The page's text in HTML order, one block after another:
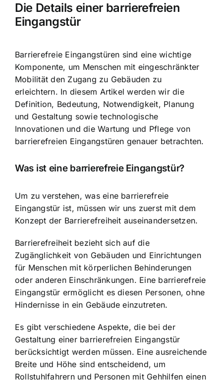
Die Details einer barrierefreien
Eingangstür
Barrierefreie Eingangstüren sind eine wichtige
Komponente, um Menschen mit eingeschränkter
Mobilität den Zugang zu Gebäuden zu
erleichtern. In diesem Artikel werden wir die
Definition, Bedeutung, Notwendigkeit, Planung
und Gestaltung sowie technologische
Innovationen und die Wartung und Pflege von
barrierefreien Eingangstüren genauer betrachten.
Was ist eine barrierefreie Eingangstür?
Um zu verstehen, was eine barrierefreie
Eingangstür ist, müssen wir uns zuerst mit dem
Konzept der Barrierefreiheit auseinandersetzen.
Barrierefreiheit bezieht sich auf die
Zugänglichkeit von Gebäuden und Einrichtungen
für Menschen mit körperlichen Behinderungen
oder anderen Einschränkungen. Eine barrierefreie
Eingangstür ermöglicht es diesen Personen, ohne
Hindernisse in ein Gebäude einzutreten.
Es gibt verschiedene Aspekte, die bei der
Gestaltung einer barrierefreien Eingangstür
berücksichtigt werden müssen. Eine ausreichende
Breite und Höhe sind entscheidend, um
Rollstuhlfahrern und Personen mit Gehhilfen einen